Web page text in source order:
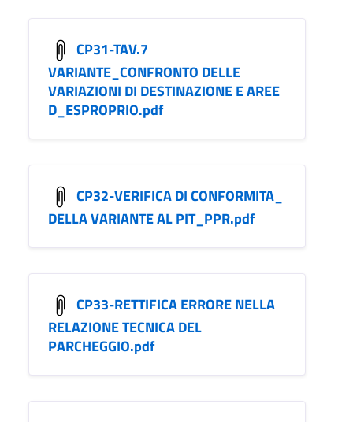
CP31-TAV.7
VARIANTE_CONFRONTO DELLE
VARIAZIONI DI DESTINAZIONE E AREE
D_ESPROPRIO.pdf
CP32-VERIFICA DI CONFORMITA_
DELLA VARIANTE AL PIT_PPR.pdf
CP33-RETTIFICA ERRORE NELLA
RELAZIONE TECNICA DEL
PARCHEGGIO.pdf